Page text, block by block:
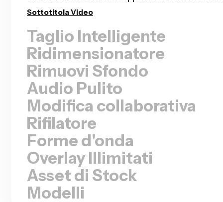
Rimuovi i silenzi
Ridimensionatore
Rimuovi Sfondo
Audio Pulito
Modifica collaborativa
Rifilatore
Forme d'onda
Overlay Illimitati
Asset di Stock
Modelli